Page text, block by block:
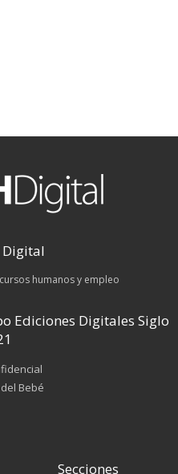
Digital
humanos y empleo
Ediciones Digitales Siglo
Bebé
Secciones